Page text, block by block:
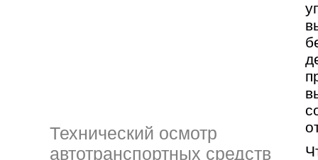
Технический осмотр
автотранспортных средств